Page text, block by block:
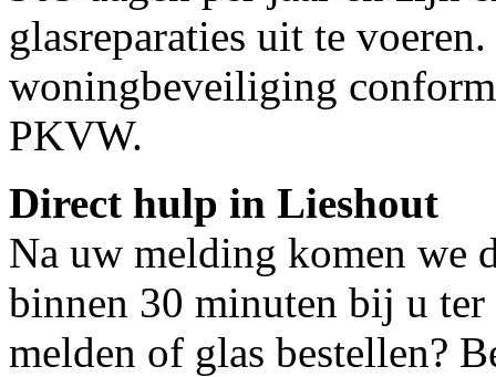
glasreparaties uit te
woningbeveiliging
PKVW.
Direct hulp in Lieshout
Na uw melding komen we
binnen 30 minuten bij u ter
melden of glas bestellen?